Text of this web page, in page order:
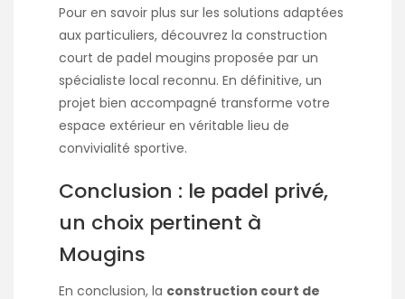
Pour en savoir plus sur les solutions adaptées
aux particuliers, découvrez la construction
court de padel mougins proposée par un
spécialiste local reconnu. En définitive, un
projet bien accompagné transforme votre
espace extérieur en véritable lieu de
convivialité sportive.
Conclusion : le padel privé,
un choix pertinent à
Mougins
En conclusion, la construction court de